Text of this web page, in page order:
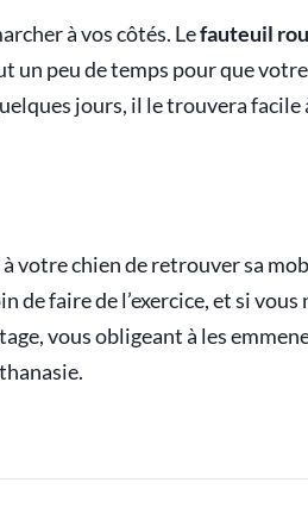
à vos côtés. Lefauteuil
un peu de temps pour que
jours, il le trouvera facile
votre chien de retrouver sa
faire de l’exercice, et si vous
vous obligeant à les